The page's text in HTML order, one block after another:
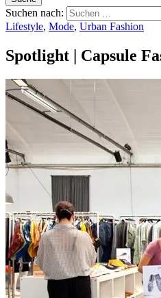
Suchen nach:
Lifestyle, Mode, Urban Fashion
Spotlight | Capsule